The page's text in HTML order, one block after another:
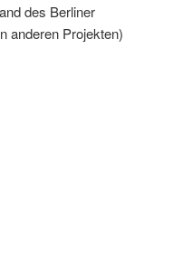
des Berliner
anderen Projekten)